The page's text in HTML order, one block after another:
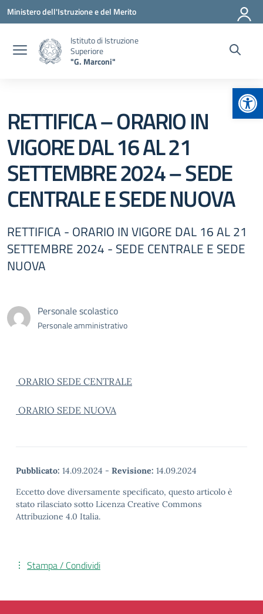
Vai ai contenuti
Vai al menu di navigazione
Vai al footer
Ministero dell'Istruzione e del Merito
Istituto di Istruzione
Superiore
"G. Marconi"
RETTIFICA – ORARIO IN
VIGORE DAL 16 AL 21
SETTEMBRE 2024 – SEDE
CENTRALE E SEDE NUOVA
RETTIFICA - ORARIO IN VIGORE DAL 16 AL 21
SETTEMBRE 2024 - SEDE CENTRALE E SEDE
NUOVA
Personale scolastico
Personale amministrativo
ORARIO SEDE CENTRALE
ORARIO SEDE NUOVA
Pubblicato: 14.09.2024 - Revisione: 14.09.2024
Eccetto dove diversamente specificato, questo articolo è
stato rilasciato sotto Licenza Creative Commons
Attribuzione 4.0 Italia.
Stampa / Condividi